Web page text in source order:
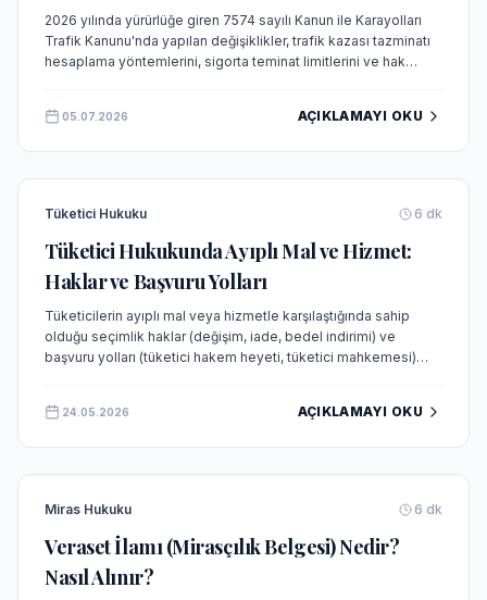
2026 yılında yürürlüğe giren 7574 sayılı Kanun ile Karayolları
Trafik Kanunu'nda yapılan değişiklikler, trafik kazası tazminatı
hesaplama yöntemlerini, sigorta teminat limitlerini ve hak
yükümlülükler detaylı olarak incelenmektedir.
05.07.2026 AÇIKLAMAYI OKU
Tüketici Hukuku 6 dk
Tüketici Hukukunda Ayıplı Mal ve Hizmet:
Haklar ve Başvuru Yolları
Tüketicilerin ayıplı mal veya hizmetle karşılaştığında sahip
olduğu seçimlik haklar (değişim, iade, bedel indirimi) ve
başvuru yolları (tüketici hakem heyeti, tüketici mahkemesi)
24.05.2026 AÇIKLAMAYI OKU
Miras Hukuku 6 dk
Veraset İlamı (Mirasçılık Belgesi) Nedir?
Nasıl Alınır?